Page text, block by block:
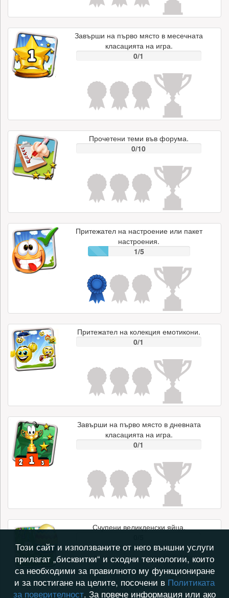
Завърши на първо място в месечната
класацията на игра.
0/1
Прочетени теми във форума.
0/10
Притежател на настроение или пакет
настроения.
1/5
Притежател на колекция емотикони.
0/1
Завърши на първо място в дневната
класацията на игра.
0/1
Счупени великденски яйца.
Този сайт и използваните от него външни услуги
прилагат „бисквитки“ и сходни технологии, които
са необходими за правилното му функциониране
и за постигане на целите, посочени в Политиката
за поверителност. За повече информация или ако